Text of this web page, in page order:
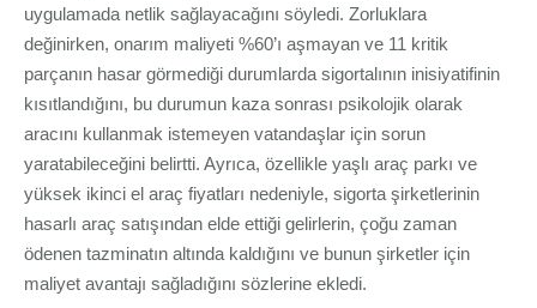
uygulamada netlik sağlayacağını söyledi. Zorluklara
değinirken, onarım maliyeti %60’ı aşmayan ve 11 kritik
parçanın hasar görmediği durumlarda sigortalının inisiyatifinin
kısıtlandığını, bu durumun kaza sonrası psikolojik olarak
aracını kullanmak istemeyen vatandaşlar için sorun
yaratabileceğini belirtti. Ayrıca, özellikle yaşlı araç parkı ve
yüksek ikinci el araç fiyatları nedeniyle, sigorta şirketlerinin
hasarlı araç satışından elde ettiği gelirlerin, çoğu zaman
ödenen tazminatın altında kaldığını ve bunun şirketler için
maliyet avantajı sağladığını sözlerine ekledi.